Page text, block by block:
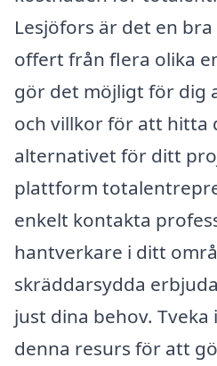
Lesjöfors är det en
offert från flera olika
gör det möjligt för dig
och villkor för att hitta
alternativet för ditt
plattform
enkelt kontakta
hantverkare i ditt
skräddarsydda
just dina behov.
denna resurs för att